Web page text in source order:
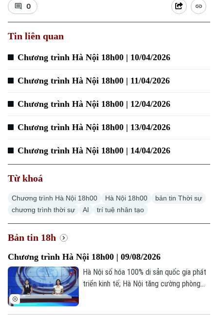
Xu hướng
0
Tin liên quan
Chương trình Hà Nội 18h00 | 10/04/2026
Chương trình Hà Nội 18h00 | 11/04/2026
Chương trình Hà Nội 18h00 | 12/04/2026
Chương trình Hà Nội 18h00 | 13/04/2026
Chương trình Hà Nội 18h00 | 14/04/2026
Từ khoá
Chương trình Hà Nội 18h00 Hà Nội 18h00
bản tin Thời sự
chương trình thời sự
AI trí tuệ nhân tạo
Bản tin 18h
Chương trình Hà Nội 18h00 | 09/08/2026
Hà Nội số hóa 100% di sản quốc gia phát
triển kinh tế; Hà Nội tăng cường phòng